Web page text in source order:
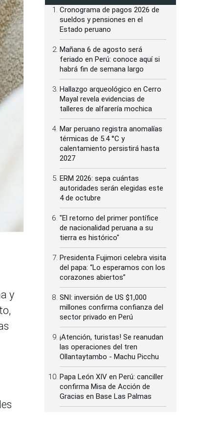
y
Cronograma de pagos 2026 de
sueldos y pensiones en el
Estado peruano
Mañana 6 de agosto será
feriado en Perú: conoce aquí si
habrá fin de semana largo
Hallazgo arqueológico en Cerro
Mayal revela evidencias de
talleres de alfarería mochica
Mar peruano registra anomalías
térmicas de 5.4 °C y
calentamiento persistirá hasta
2027
ERM 2026: sepa cuántas
autoridades serán elegidas este
4 de octubre
"El retorno del primer pontífice
de nacionalidad peruana a su
tierra es histórico"
Presidenta Fujimori celebra visita
del papa: “Lo esperamos con los
corazones abiertos”
SNI: inversión de US $1,000
millones confirma confianza del
sector privado en Perú
¡Atención, turistas! Se reanudan
las operaciones del tren
Ollantaytambo - Machu Picchu
Papa León XIV en Perú: canciller
confirma Misa de Acción de
Gracias en Base Las Palmas